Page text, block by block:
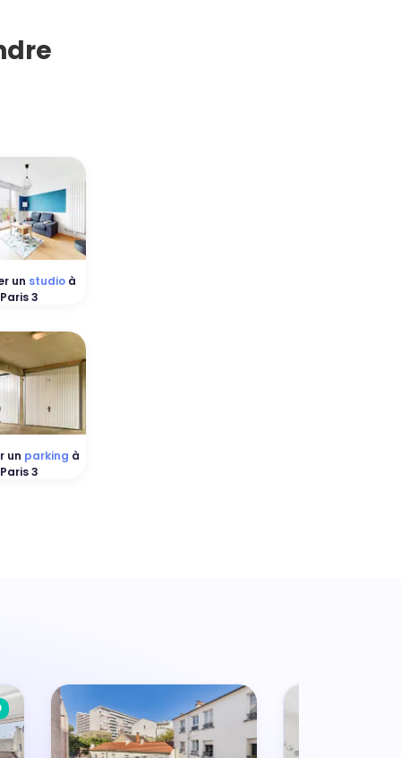
un studioà
Paris 3
un parking à
Paris 3